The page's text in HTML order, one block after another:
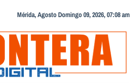
Mérida, Agosto Domingo 09, 2026, 07:08 am